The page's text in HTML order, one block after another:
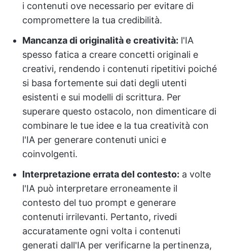
i contenuti ove necessario per evitare di
compromettere la tua credibilità.
Mancanza di originalità e creatività: l'IA
spesso fatica a creare concetti originali e
creativi, rendendo i contenuti ripetitivi poiché
si basa fortemente sui dati degli utenti
esistenti e sui modelli di scrittura. Per
superare questo ostacolo, non dimenticare di
combinare le tue idee e la tua creatività con
l'IA per generare contenuti unici e
coinvolgenti.
Interpretazione errata del contesto: a volte
l'IA può interpretare erroneamente il
contesto del tuo prompt e generare
contenuti irrilevanti. Pertanto, rivedi
accuratamente ogni volta i contenuti
generati dall'IA per verificarne la pertinenza,